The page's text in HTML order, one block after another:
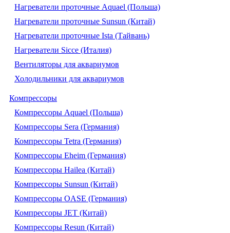
Нагреватели проточные Aquael (Польша)
Нагреватели проточные Sunsun (Китай)
Нагреватели проточные Ista (Тайвань)
Нагреватели Sicce (Италия)
Вентиляторы для аквариумов
Холодильники для аквариумов
Компрессоры
Компрессоры Aquael (Польша)
Компрессоры Sera (Германия)
Компрессоры Tetra (Германия)
Компрессоры Eheim (Германия)
Компрессоры Hailea (Китай)
Компрессоры Sunsun (Китай)
Компрессоры OASE (Германия)
Компрессоры JET (Китай)
Компрессоры Resun (Китай)